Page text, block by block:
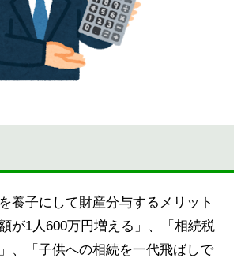
養子にして財産分与するメリット
が1人600万円増える」、「相続税
、「子供への相続を一代飛ばしで